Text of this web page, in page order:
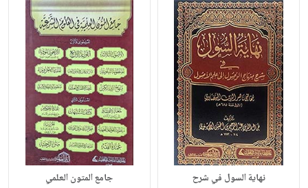
نهاية السول في شرح جامع المتون العلمي